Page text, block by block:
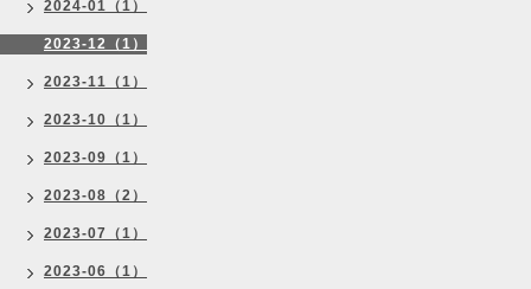
2024-01（1）
2023-12（1）
2023-11（1）
2023-10（1）
2023-09（1）
2023-08（2）
2023-07（1）
2023-06（1）